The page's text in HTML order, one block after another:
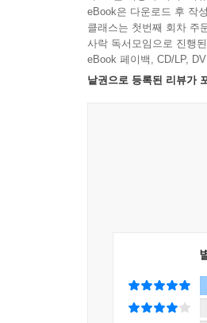
제5편 주택법
제1장 총칙
제2장 주택의 건설 등
제3장 주택의 공급
제4장 리모델링
『2026 해커스 공인
공인중개사 시험안내
3. 7개년 출제비중의
7개년 공인중개사
출제되는 부분에는 [
되는 [암기/개념
5. 체계적이고 전략
본 교재 인강
eBook은 다운로드 후 작
클래스는 첫번째 회차 주
사락 독서모임으로 진행
eBook 페이백, CD/LP,
낱권으로 등록된 리뷰가